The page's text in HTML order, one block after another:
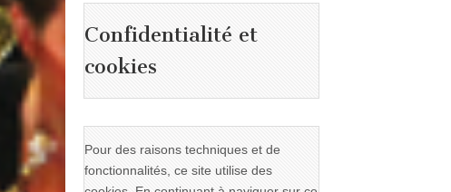
Confidentialité et
cookies
Pour des raisons techniques et de
fonctionnalités, ce site utilise des